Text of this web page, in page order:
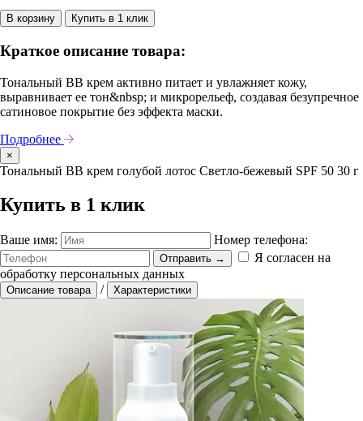
В корзину Купить в 1 клик
Краткое описание товара:
Тональный ВВ крем активно питает и увлажняет кожу,
выравнивает ее тон&nbsp; и микрорельеф, создавая безупречное
сатиновое покрытие без эффекта маски.
Подробнее
×
Тональный ВВ крем голубой лотос Светло-бежевый SPF 50 30 г
Купить в 1 клик
Ваше имя: Номер телефона:
Отправить →
Я согласен на
обработку персональных данных
Описание товара / Характеристики